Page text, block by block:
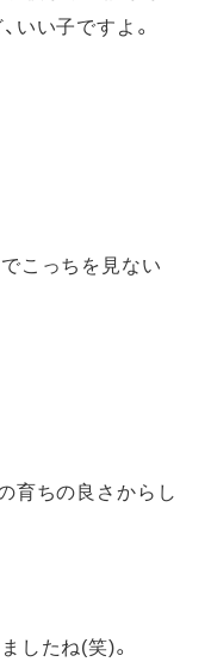
いい子ですよ。
こっちを見ない
育ちの良さからし
したね(笑)。